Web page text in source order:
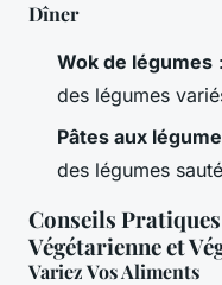
Dîner
Wok de légumes
des légumes
Pâtes aux
des légumes
Conseils
Végétarienne et
Variez Vos Aliments